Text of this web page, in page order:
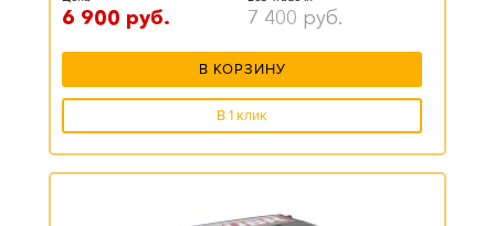
6 900 руб. 7 400 руб.
В КОРЗИНУ
В 1 клик